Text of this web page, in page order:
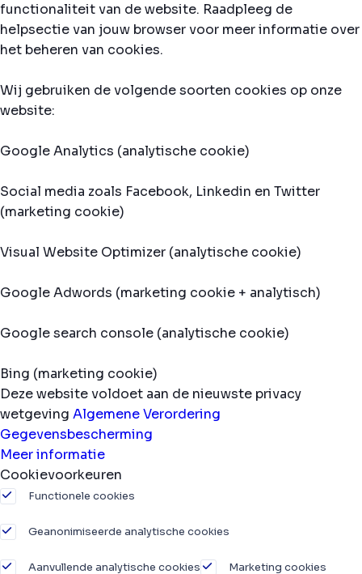
functionaliteit van de website. Raadpleeg de
helpsectie van jouw browser voor meer informatie over
het beheren van cookies.
Wij gebruiken de volgende soorten cookies op onze
website:
Google Analytics (analytische cookie)
Social media zoals Facebook, Linkedin en Twitter
(marketing cookie)
Visual Website Optimizer (analytische cookie)
Google Adwords (marketing cookie + analytisch)
Google search console (analytische cookie)
Bing (marketing cookie)
Deze website voldoet aan de nieuwste privacy
wetgeving Algemene Verordering
Gegevensbescherming
Meer informatie
Cookievoorkeuren
Functionele cookies
Geanonimiseerde analytische cookies
Aanvullende analytische cookies Marketing cookies